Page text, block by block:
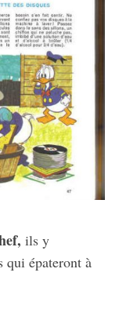
ils y
qui épateront à